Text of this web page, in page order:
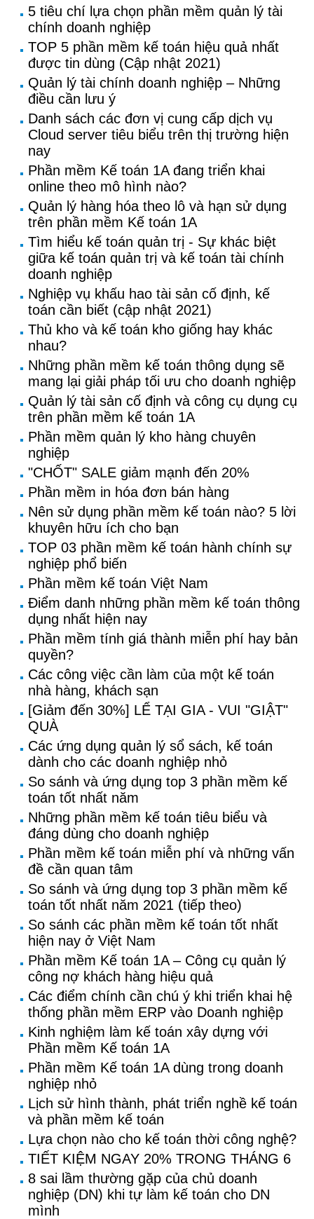
5 tiêu chí lựa chọn phần mềm quản lý tài
chính doanh nghiệp
TOP 5 phần mềm kế toán hiệu quả nhất
được tin dùng (Cập nhật 2021)
Quản lý tài chính doanh nghiệp – Những
điều cần lưu ý
Danh sách các đơn vị cung cấp dịch vụ
Cloud server tiêu biểu trên thị trường hiện
nay
Phần mềm Kế toán 1A đang triển khai
online theo mô hình nào?
Quản lý hàng hóa theo lô và hạn sử dụng
trên phần mềm Kế toán 1A
Tìm hiểu kế toán quản trị - Sự khác biệt
giữa kế toán quản trị và kế toán tài chính
doanh nghiệp
Nghiệp vụ khấu hao tài sản cố định, kế
toán cần biết (cập nhật 2021)
Thủ kho và kế toán kho giống hay khác
nhau?
Những phần mềm kế toán thông dụng sẽ
mang lại giải pháp tối ưu cho doanh nghiệp
Quản lý tài sản cố định và công cụ dụng cụ
trên phần mềm kế toán 1A
Phần mềm quản lý kho hàng chuyên
nghiệp
"CHỐT" SALE giảm mạnh đến 20%
Phần mềm in hóa đơn bán hàng
Nên sử dụng phần mềm kế toán nào? 5 lời
khuyên hữu ích cho bạn
TOP 03 phần mềm kế toán hành chính sự
nghiệp phổ biến
Phần mềm kế toán Việt Nam
Điểm danh những phần mềm kế toán thông
dụng nhất hiện nay
Phần mềm tính giá thành miễn phí hay bản
quyền?
Các công việc cần làm của một kế toán
nhà hàng, khách sạn
[Giảm đến 30%] LỂ TẠI GIA - VUI "GIẬT"
QUÀ
Các ứng dụng quản lý sổ sách, kế toán
dành cho các doanh nghiệp nhỏ
So sánh và ứng dụng top 3 phần mềm kế
toán tốt nhất năm
Những phần mềm kế toán tiêu biểu và
đáng dùng cho doanh nghiệp
Phần mềm kế toán miễn phí và những vấn
đề cần quan tâm
So sánh và ứng dụng top 3 phần mềm kế
toán tốt nhất năm 2021 (tiếp theo)
So sánh các phần mềm kế toán tốt nhất
hiện nay ở Việt Nam
Phần mềm Kế toán 1A – Công cụ quản lý
công nợ khách hàng hiệu quả
Các điểm chính cần chú ý khi triển khai hệ
thống phần mềm ERP vào Doanh nghiệp
Kinh nghiệm làm kế toán xây dựng với
Phần mềm Kế toán 1A
Phần mềm Kế toán 1A dùng trong doanh
nghiệp nhỏ
Lịch sử hình thành, phát triển nghề kế toán
và phần mềm kế toán
Lựa chọn nào cho kế toán thời công nghệ?
TIẾT KIỆM NGAY 20% TRONG THÁNG 6
8 sai lầm thường gặp của chủ doanh
nghiệp (DN) khi tự làm kế toán cho DN
mình